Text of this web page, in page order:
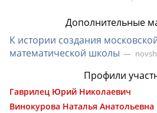
Дополнительные
К истории создания
математической школы
Профили
Гаврилец Юрий Николаевич
Винокурова Наталья Анатольевна